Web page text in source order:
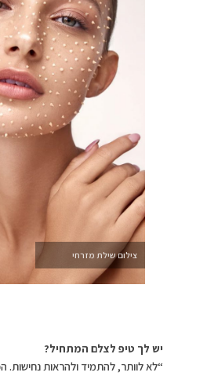
צילום שילת מזרחי
יש לך טיפ לצלם המתחיל?
“לא לוותר, להתמיד ולהראות נחישות.